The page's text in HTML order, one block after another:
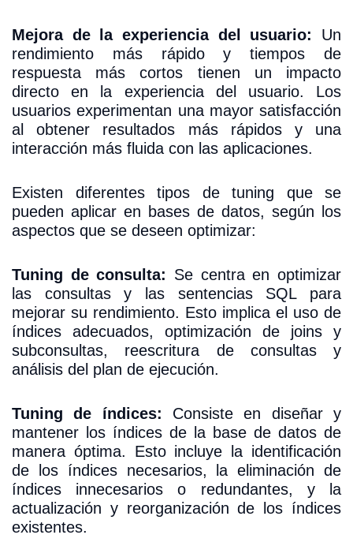
Mejora de la experiencia del usuario:
Un
rendimiento más rápido y tiempos de
respuesta más cortos tienen un impacto
directo en la experiencia del usuario. Los
usuarios experimentan una mayor satisfacción
al obtener resultados más rápidos y una
interacción más fluida con las aplicaciones.
Existen diferentes tipos de tuning que se
pueden aplicar en bases de datos, según los
aspectos que se deseen optimizar:
Tuning de consulta: Se centra en optimizar
las consultas y las sentencias SQL para
mejorar su rendimiento. Esto implica el uso de
índices adecuados, optimización de joins y
subconsultas, reescritura de consultas y
análisis del plan de ejecución.
Tuning de índices: Consiste en diseñar y
mantener los índices de la base de datos de
manera óptima. Esto incluye la identificación
de los índices necesarios, la eliminación de
índices innecesarios o redundantes, y la
actualización y reorganización de los índices
existentes.